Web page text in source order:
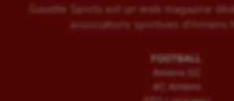
Gazette Sports est un web magazine
associations sportives d'Amiens
FOOTBALL
Amiens SC
AC Amiens